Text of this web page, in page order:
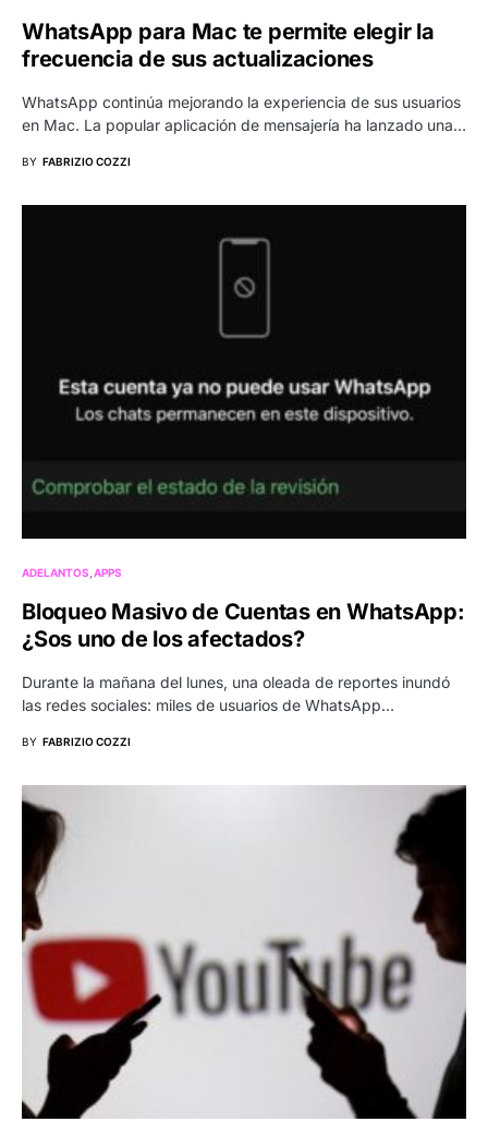
WhatsApp para Mac te permite elegir la
frecuencia de sus actualizaciones
WhatsApp continúa mejorando la experiencia de sus usuarios
en Mac. La popular aplicación de mensajería ha lanzado una…
BY FABRIZIO COZZI
ADELANTOS APPS
Bloqueo Masivo de Cuentas en WhatsApp:
¿Sos uno de los afectados?
Durante la mañana del lunes, una oleada de reportes inundó
las redes sociales: miles de usuarios de WhatsApp…
BY FABRIZIO COZZI